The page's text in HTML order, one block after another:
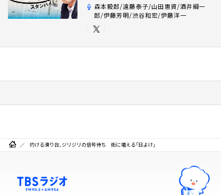
森本毅郎/遠藤泰子/山田惠資/酒井綱一
郎/伊藤芳明/渋谷和宏/伊藤洋一
灼ける滑り台、ジリジリの信号待ち 街に増える「日よけ」